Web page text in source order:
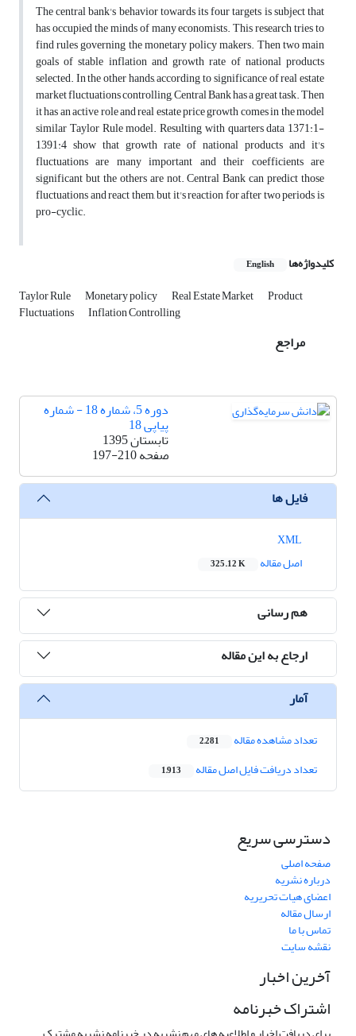
The central bank's behavior towards its four targets is subject that
has occupied the minds of many economists. This research tries to
find rules governing the monetary policy makers. Then two main
goals of stable inflation and growth rate of national products
selected. In the other hands, according to significance of real estate
market fluctuations controlling, Central Bank has a great task. Then
it has an active role and real estate price growth comes in the model
similar Taylor Rule model. Resulting with quarters data 1371:1-
1391:4 show that growth rate of national products and it's
fluctuations are many important and their coefficients are
significant but the others are not. Central Bank can predict those
fluctuations and react them, but it's reaction for after two periods is
pro-cyclic.
کلیدواژه‌ها English
Taylor Rule Monetary policy Real Estate Market Product
Fluctuations Inflation Controlling
مراجع
دوره 5، شماره 18 - شماره
پیاپی 18
تابستان 1395
صفحه197-210
فایل ها
اصل مقاله
325.12 K
هم رسانی
ارجاع به این مقاله
آمار
تعداد مشاهده مقاله 2,281
تعداد دریافت فایل اصل مقاله 1,913
دسترسی سریع
صفحه اصلی
درباره نشریه
اعضای هیات تحریریه
ارسال مقاله
تماس با ما
نقشه سایت
آخرین اخبار
اشتراک خبرنامه